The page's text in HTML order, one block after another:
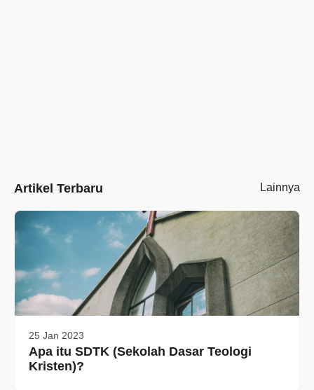
Artikel Terbaru Lainnya
25 Jan 2023
Apa itu SDTK (Sekolah Dasar Teologi
Kristen)?